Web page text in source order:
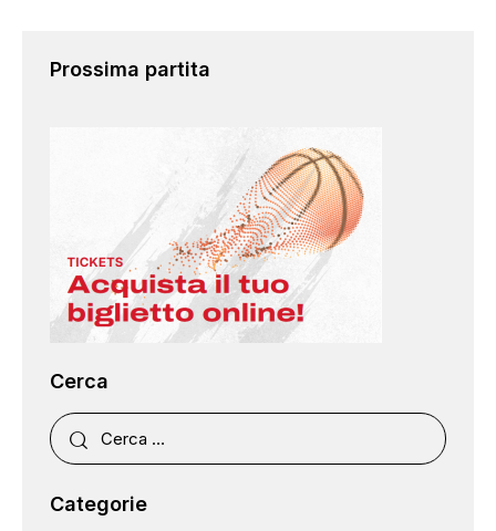
Prossima partita
Cerca
Categorie